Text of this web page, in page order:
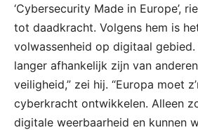
‘Cybersecurity Made in Europe’,
tot daadkracht. Volgens hem is
volwassenheid op digitaal gebied.
langer afhankelijk zijn van
veiligheid,” zei hij. “Europa moet
cyberkracht ontwikkelen. Alleen
digitale weerbaarheid en kunnen